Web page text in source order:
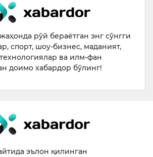
рўй бераётган энг сўнгги
спорт, шоу-бизнес, маданият,
ва илм-фан
доимо хабардор бўлинг!
эълон қилинган